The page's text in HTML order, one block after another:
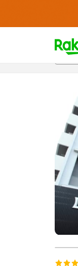
t
p
a
r
h
개요객